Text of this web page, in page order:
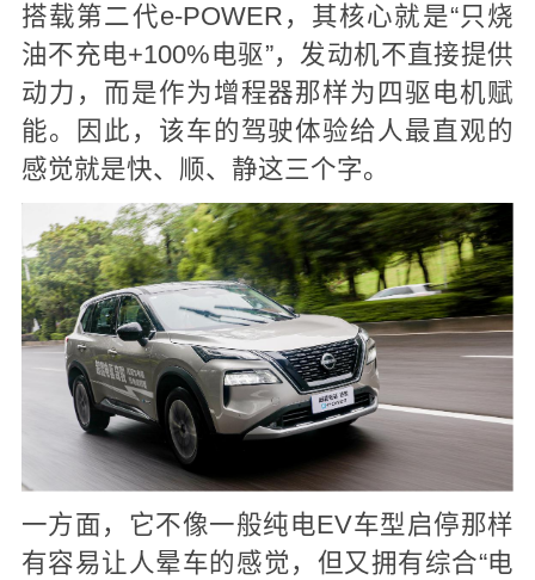
搭载第二代e-POWER，其核心就是“只烧
油不充电+100%电驱”，发动机不直接提供
动力，而是作为增程器那样为四驱电机赋
能。因此，该车的驾驶体验给人最直观的
感觉就是快、顺、静这三个字。
一方面，它不像一般纯电EV车型启停那样
有容易让人晕车的感觉，但又拥有综合“电